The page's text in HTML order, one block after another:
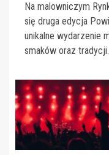
Na malowniczym
się druga edycja
unikalne wydarzenie
smaków oraz